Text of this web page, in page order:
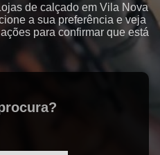
de calçado em Vila Nova
a sua preferência e veja
para confirmar que está